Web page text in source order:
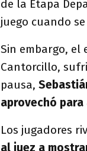
de la Etapa
juego cuando
Sin embargo, el
Cantorcillo,
pausa,
aprovechó
Los jugadores
al juez a